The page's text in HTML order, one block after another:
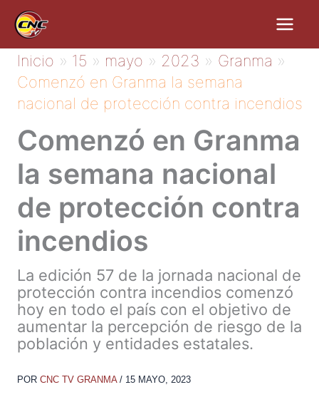
contenido
Inicio 15 mayo 2023
Granma
Comenzó en Granma la semana
nacional de protección contra incendios
Comenzó en Granma
la semana nacional
de protección contra
incendios
La edición 57 de la jornada nacional de
protección contra incendios comenzó
hoy en todo el país con el objetivo de
aumentar la percepción de riesgo de la
población y entidades estatales.
POR CNC TV GRANMA / 15 MAYO, 2023